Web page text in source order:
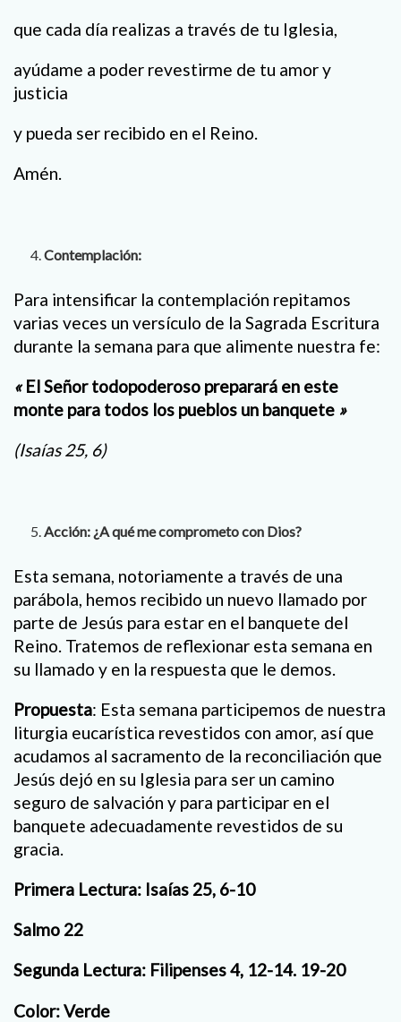
que cada día realizas a través de tu Iglesia,
ayúdame a poder revestirme de tu amor y
justicia
y pueda ser recibido en el Reino.
Amén.
Contemplación:
Para intensificar la contemplación repitamos
varias veces un versículo de la Sagrada Escritura
durante la semana para que alimente nuestra fe:
«El Señor todopoderoso preparará en este
monte para todos los pueblos un banquete »
(Isaías 25, 6)
Acción: ¿A qué me comprometo con Dios?
Esta semana, notoriamente a través de una
parábola, hemos recibido un nuevo llamado por
parte de Jesús para estar en el banquete del
Reino. Tratemos de reflexionar esta semana en
su llamado y en la respuesta que le demos.
Propuesta: Esta semana participemos de nuestra
liturgia eucarística revestidos con amor, así que
acudamos al sacramento de la reconciliación que
Jesús dejó en su Iglesia para ser un camino
seguro de salvación y para participar en el
banquete adecuadamente revestidos de su
gracia.
Primera Lectura: Isaías 25, 6-10
Salmo 22
Segunda Lectura: Filipenses 4, 12-14. 19-20
Color: Verde